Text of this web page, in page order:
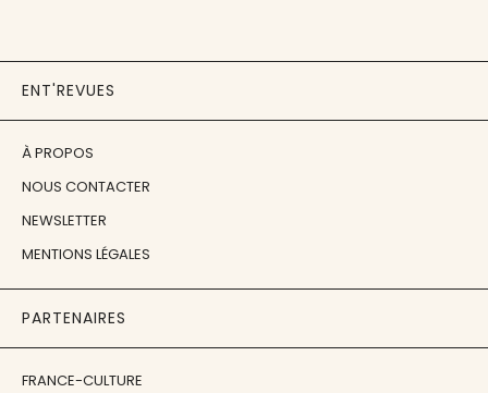
ENT'REVUES
À PROPOS
NOUS CONTACTER
NEWSLETTER
MENTIONS LÉGALES
PARTENAIRES
FRANCE-CULTURE